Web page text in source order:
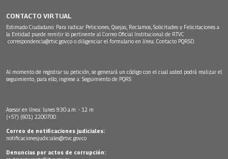
CONTACTO VIRTUAL
Estimado Ciudadano: Para radicar Peticiones, Quejas, Reclamos, Solicitudes y Felicitaciones a
la Entidad puede remitir lo pertinente al Correo Oficial Institucional de RTVC
correspondencia@rtvc.gov.co o diligenciar el formulario en línea: Contacto PQRSD.
Al momento de registrar su petición, se generará un código con el cual usted podrá realizar el
seguimiento, para ello, ingrese a: Seguimiento de PQRS
Asesor en línea: lunes 9:30 a.m. - 12 m
(+57) (601) 2200700
Correo de notificaciones judiciales:
notificacionesjudiciales@rtvc.gov.co
Denuncias por actos de corrupción: